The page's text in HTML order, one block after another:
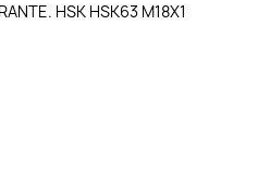
HSK HSK63 M18X1